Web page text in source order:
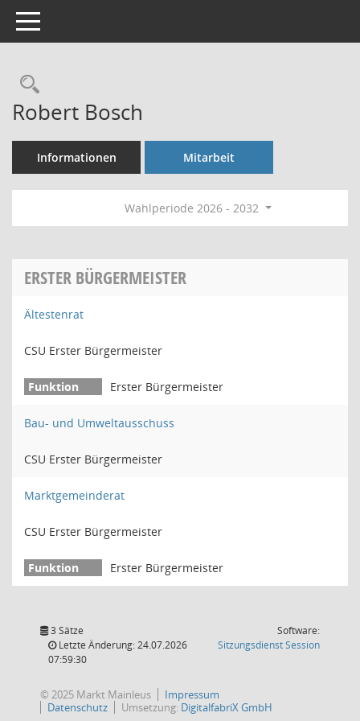
Toggle navigation
Rechercheauswahl
Robert Bosch
Informationen Mitarbeit
Wahlperiode 2026 - 2032
ERSTER BÜRGERMEISTER
Ältestenrat
CSU Erster Bürgermeister
Erster Bürgermeister
Bau- und Umweltausschuss
CSU Erster Bürgermeister
Marktgemeinderat
CSU Erster Bürgermeister
Erster Bürgermeister
3 Sätze
Letzte Änderung: 24.07.2026
07:59:30
Software:
SitzungsdienstSession(Wird in
© 2025 Markt Mainleus
Impressum
Datenschutz
Umsetzung: DigitalfabriX GmbH